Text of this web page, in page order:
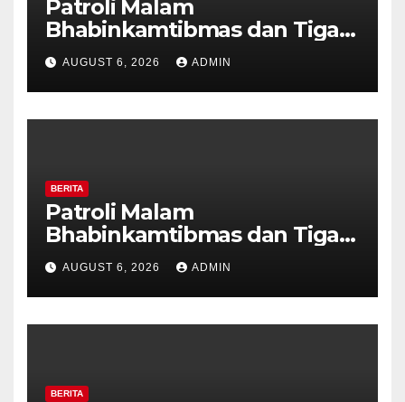
Patroli Malam
Bhabinkamtibmas dan Tiga
Pilar Kelurahan Ungaran
Perkuat Kamtibmas, Warga
Diajak Aktifkan Ronda
AUGUST 6, 2026 ADMIN
BERITA
Patroli Malam
Bhabinkamtibmas dan Tiga
Pilar Kelurahan Ungaran
Perkuat Kamtibmas, Warga
Diajak Aktifkan Ronda
AUGUST 6, 2026 ADMIN
BERITA